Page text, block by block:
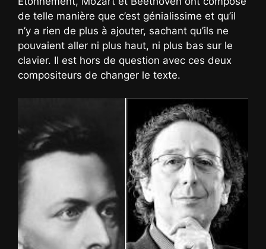
de telle manière que c’est génialissime et qu’il
n’y a rien de plus à ajouter, sachant qu’ils ne
pouvaient aller ni plus haut, ni plus bas sur le
clavier. Il est hors de question avec ces deux
compositeurs de changer le texte.